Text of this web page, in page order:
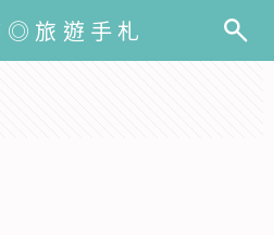
◎旅遊手札